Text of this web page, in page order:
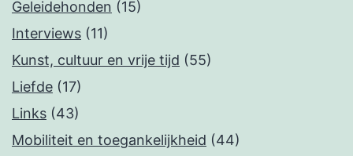
Geleidehonden (15)
Interviews (11)
Kunst, cultuur en vrije tijd (55)
Liefde (17)
Links (43)
Mobiliteit en toegankelijkheid (44)